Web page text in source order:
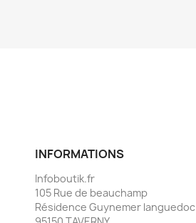
INFORMATIONS
Infoboutik.fr
105 Rue de beauchamp
Résidence Guynemer languedoc